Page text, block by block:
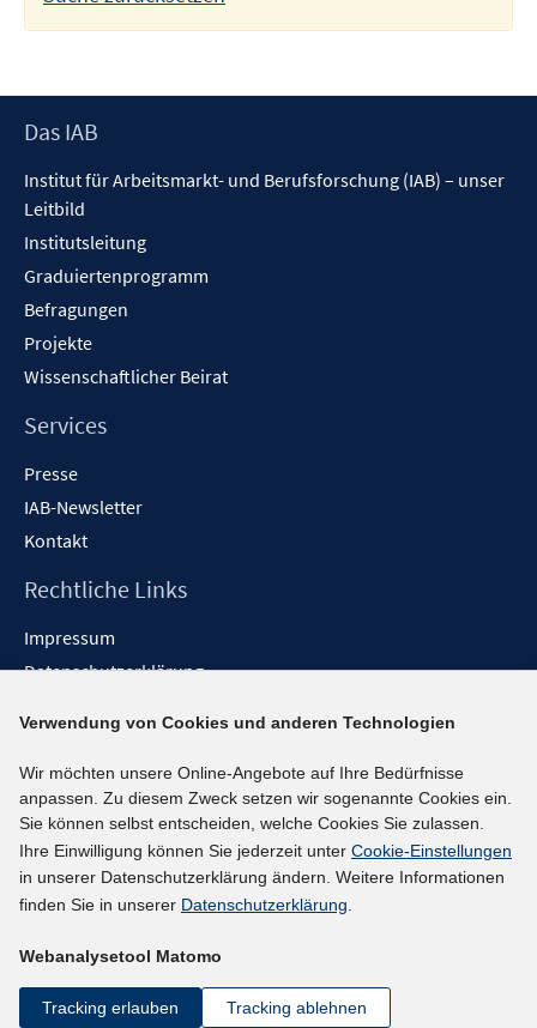
Footer
Das IAB
Institut für Arbeitsmarkt- und Berufsforschung (IAB) – unser
Leitbild
Institutsleitung
Graduiertenprogramm
Befragungen
Projekte
Wissenschaftlicher Beirat
Services
Presse
IAB-Newsletter
Kontakt
Rechtliche Links
Impressum
Datenschutzerklärung
Barrieren melden
Social-Media-Kanäle
BlueSky
YouTube
LinkedIn
kununu
Netiquette
Verwendung von Cookies und anderen Technologien
Wir möchten unsere Online-Angebote auf Ihre Bedürfnisse
anpassen. Zu diesem Zweck setzen wir sogenannte Cookies ein.
Sie können selbst entscheiden, welche Cookies Sie zulassen.
Ihre Einwilligung können Sie jederzeit unter Cookie-Einstellungen
in unserer Datenschutzerklärung ändern. Weitere Informationen
finden Sie in unserer Datenschutzerklärung.
Webanalysetool Matomo
Tracking erlauben Tracking ablehnen